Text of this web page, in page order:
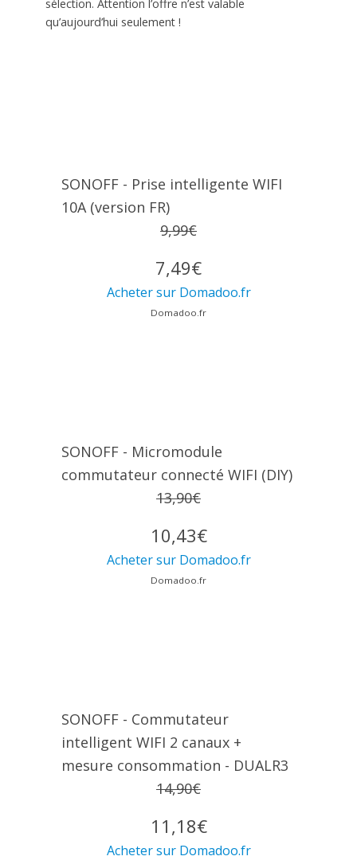
sélection. Attention l’offre n’est valable
qu’aujourd’hui seulement !
SONOFF - Prise intelligente WIFI
10A (version FR)
9,99€
7,49€
Acheter sur Domadoo.fr
Domadoo.fr
SONOFF - Micromodule
commutateur connecté WIFI (DIY)
13,90€
10,43€
Acheter sur Domadoo.fr
Domadoo.fr
SONOFF - Commutateur
intelligent WIFI 2 canaux +
mesure consommation - DUALR3
14,90€
11,18€
Acheter sur Domadoo.fr